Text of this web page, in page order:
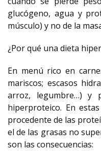
glucógeno, agua y
músculo) y no de la
¿Por qué una dieta
En menú rico en
mariscos; escasos
arroz, legumbre…) y
hiperproteico. En
procedente de las
el de las grasas no
son las consecuencias: